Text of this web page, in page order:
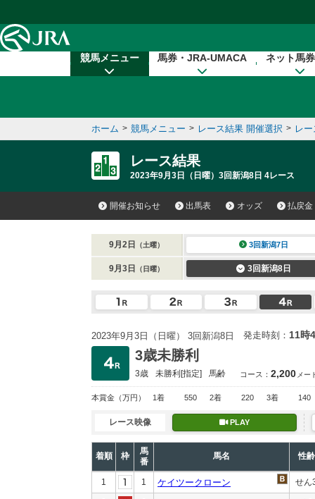
競馬メニュー 馬券・JRA-UMACA ネット馬
ホーム > 競馬メニュー > レース結果 開催選択 > レ
レース結果
2023年9月3日（日曜）3回新潟8日 4レース
開催お知らせ 出馬表 オッズ 払戻金
9月2日 （土曜） 3回新潟7日
9月3日 （日曜） 3回新潟8日
2023年9月3日（日曜） 3回新潟8日 発走時刻： 11時
3歳未勝利
3歳 未勝利[指定] 馬齢 コース： 2,200 メー
本賞金 （万円） 1着 550 2着 220 3着 140
レース映像 PLAY
着順 枠
馬
番
馬名 性齢
1 1 ケイツークローン せん